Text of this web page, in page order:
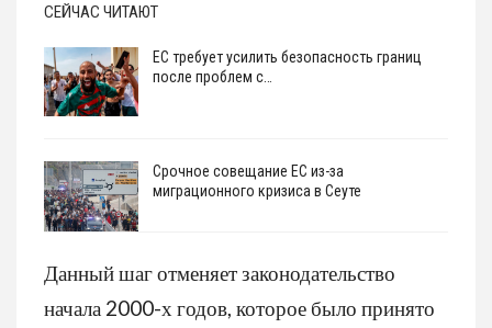
СЕЙЧАС ЧИТАЮТ
ЕС требует усилить безопасность границ
после проблем с…
Срочное совещание ЕС из-за
миграционного кризиса в Сеуте
Данный шаг отменяет законодательство
начала 2000-х годов, которое было принято